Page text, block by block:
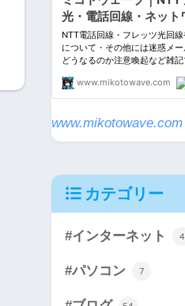
www.mikotowave.com
カテゴリー
#インターネット 4
#パソコン 7